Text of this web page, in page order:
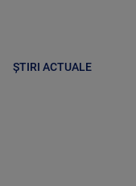
ȘTIRI ACTUALE